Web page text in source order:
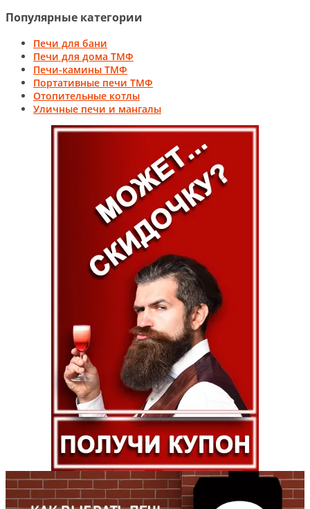
Популярные категории
Печи для бани
Печи для дома ТМФ
Печи-камины ТМФ
Портативные печи ТМФ
Отопительные котлы
Уличные печи и мангалы